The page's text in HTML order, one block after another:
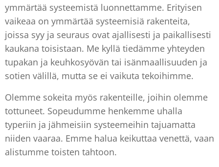
ymmärtää systeemistä luonnettamme. Erityisen
vaikeaa on ymmärtää systeemisiä rakenteita,
joissa syy ja seuraus ovat ajallisesti ja paikallisesti
kaukana toisistaan. Me kyllä tiedämme yhteyden
tupakan ja keuhkosyövän tai isänmaallisuuden ja
sotien välillä, mutta se ei vaikuta tekoihimme.
Olemme sokeita myös rakenteille, joihin olemme
tottuneet. Sopeudumme henkemme uhalla
typeriin ja jähmeisiin systeemeihin tajuamatta
niiden vaaraa. Emme halua keikuttaa venettä, vaan
alistumme toisten tahtoon.